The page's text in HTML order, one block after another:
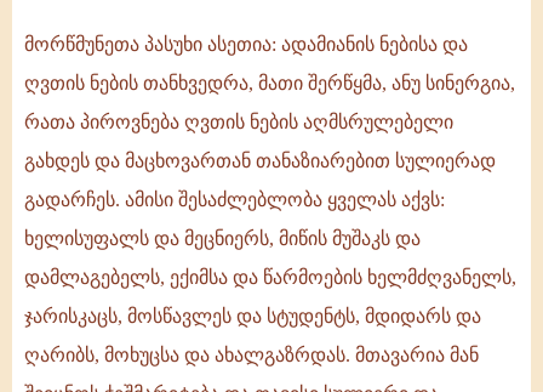
მორწმუნეთა პასუხი ასეთია: ადამიანის ნებისა და
ღვთის ნების თანხვედრა, მათი შერწყმა, ანუ სინერგია,
რათა პიროვნება ღვთის ნების აღმსრულებელი
გახდეს და მაცხოვართან თანაზიარებით სულიერად
გადარჩეს. ამისი შესაძლებლობა ყველას აქვს:
ხელისუფალს და მეცნიერს, მიწის მუშაკს და
დამლაგებელს, ექიმსა და წარმოების ხელმძღვანელს,
ჯარისკაცს, მოსწავლეს და სტუდენტს, მდიდარს და
ღარიბს, მოხუცსა და ახალგაზრდას. მთავარია მან